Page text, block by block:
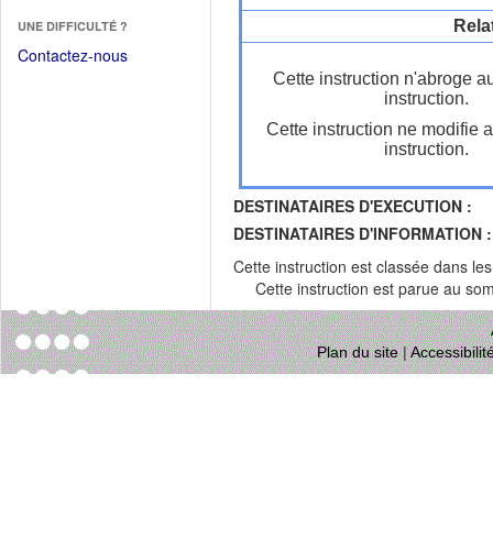
fenêtre)
une
nouvelle
UNE DIFFICULTÉ ?
Contactez-nous
Cette instruction n'abroge
instruction.
Cette instruction ne modifie
instruction.
DESTINATAIRES D'EXECUTION :
DESTINATAIRES D'INFORMATION :
Cette instruction est classée dans
Cette instruction est parue au
Plan du site|